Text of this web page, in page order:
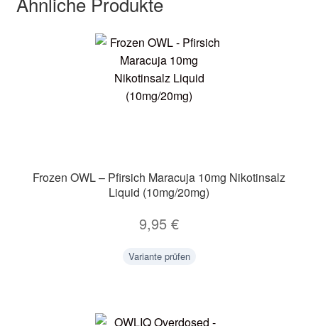
Frozen OWL – Pfirsich Maracuja 10mg Nikotinsalz
Liquid (10mg/20mg)
9,95 €
Variante prüfen